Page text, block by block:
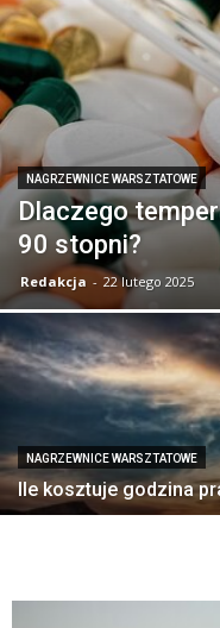
NAGRZEWNICE WARSZTATOWE
Dlaczego
90 stopni?
Redakcja - 22 lutego 2025
NAGRZEWNICE WARSZTATOWE
Ile kosztuje godzina